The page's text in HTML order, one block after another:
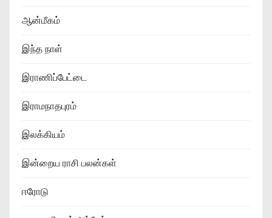
ஆன்மீகம்
இந்த நாள்
இராணிப்பேட்டை
இராமநாதபுரம்
இலக்கியம்
இன்றைய ராசி பலன்கள்
ஈரோடு